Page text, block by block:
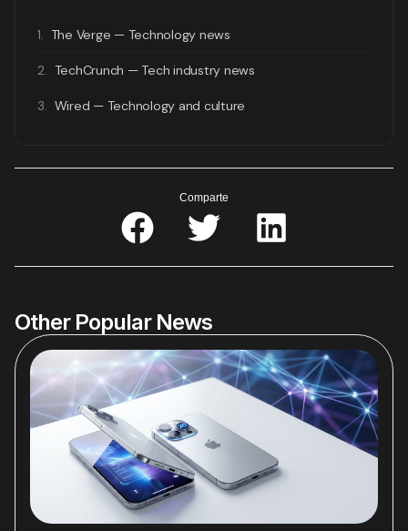
1. The Verge — Technology news
2. TechCrunch — Tech industry news
3. Wired — Technology and culture
Comparte
Other Popular News